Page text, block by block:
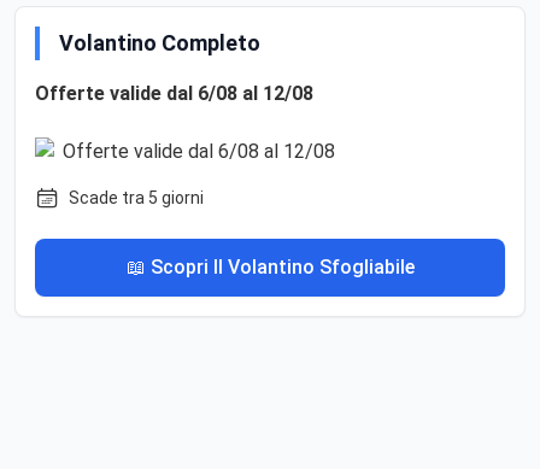
Volantino Completo
Offerte valide dal 6/08 al 12/08
Scade tra 5 giorni
📖 Scopri Il Volantino Sfogliabile